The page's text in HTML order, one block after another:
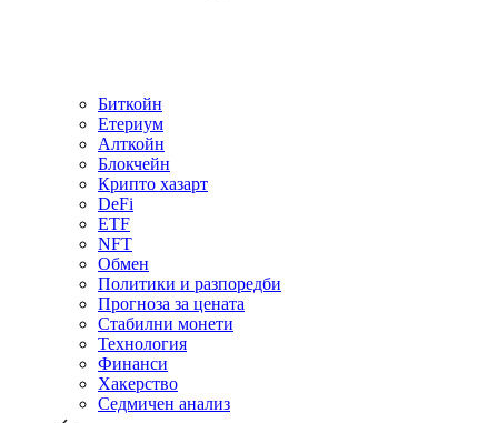
Биткойн
Етериум
Алткойн
Блокчейн
Крипто хазарт
DeFi
ETF
NFT
Обмен
Политики и разпоредби
Прогноза за цената
Стабилни монети
Технология
Финанси
Хакерство
Седмичен анализ